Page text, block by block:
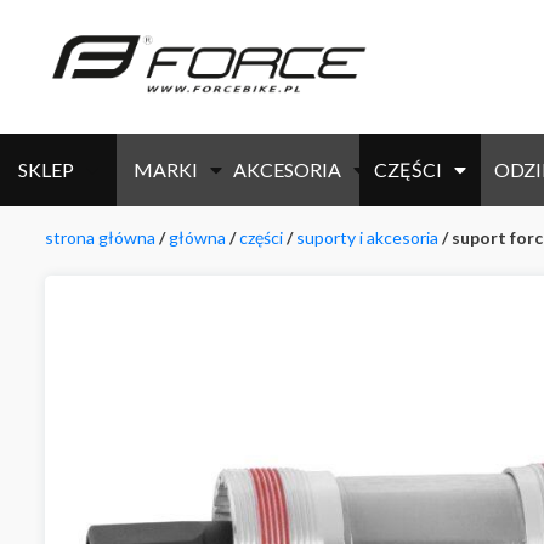
SKLEP MARKI AKCESORIA CZĘŚCI
strona główna /główna /części/suporty i akcesoria / suport